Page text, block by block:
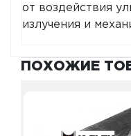
от воздействия
излучения и
ПОХОЖИЕ